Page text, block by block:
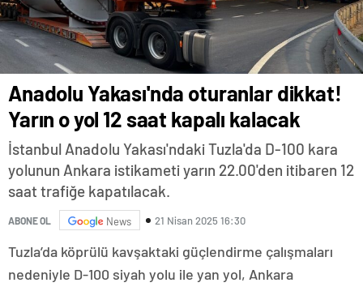
Anadolu Yakası'nda oturanlar dikkat!
Yarın o yol 12 saat kapalı kalacak
İstanbul Anadolu Yakası'ndaki Tuzla'da D-100 kara
yolunun Ankara istikameti yarın 22.00'den itibaren 12
saat trafiğe kapatılacak.
ABONE OL News 21 Nisan 2025 16:30
Tuzla’da köprülü kavşaktaki güçlendirme çalışmaları
nedeniyle D-100 siyah yolu ile yan yol, Ankara